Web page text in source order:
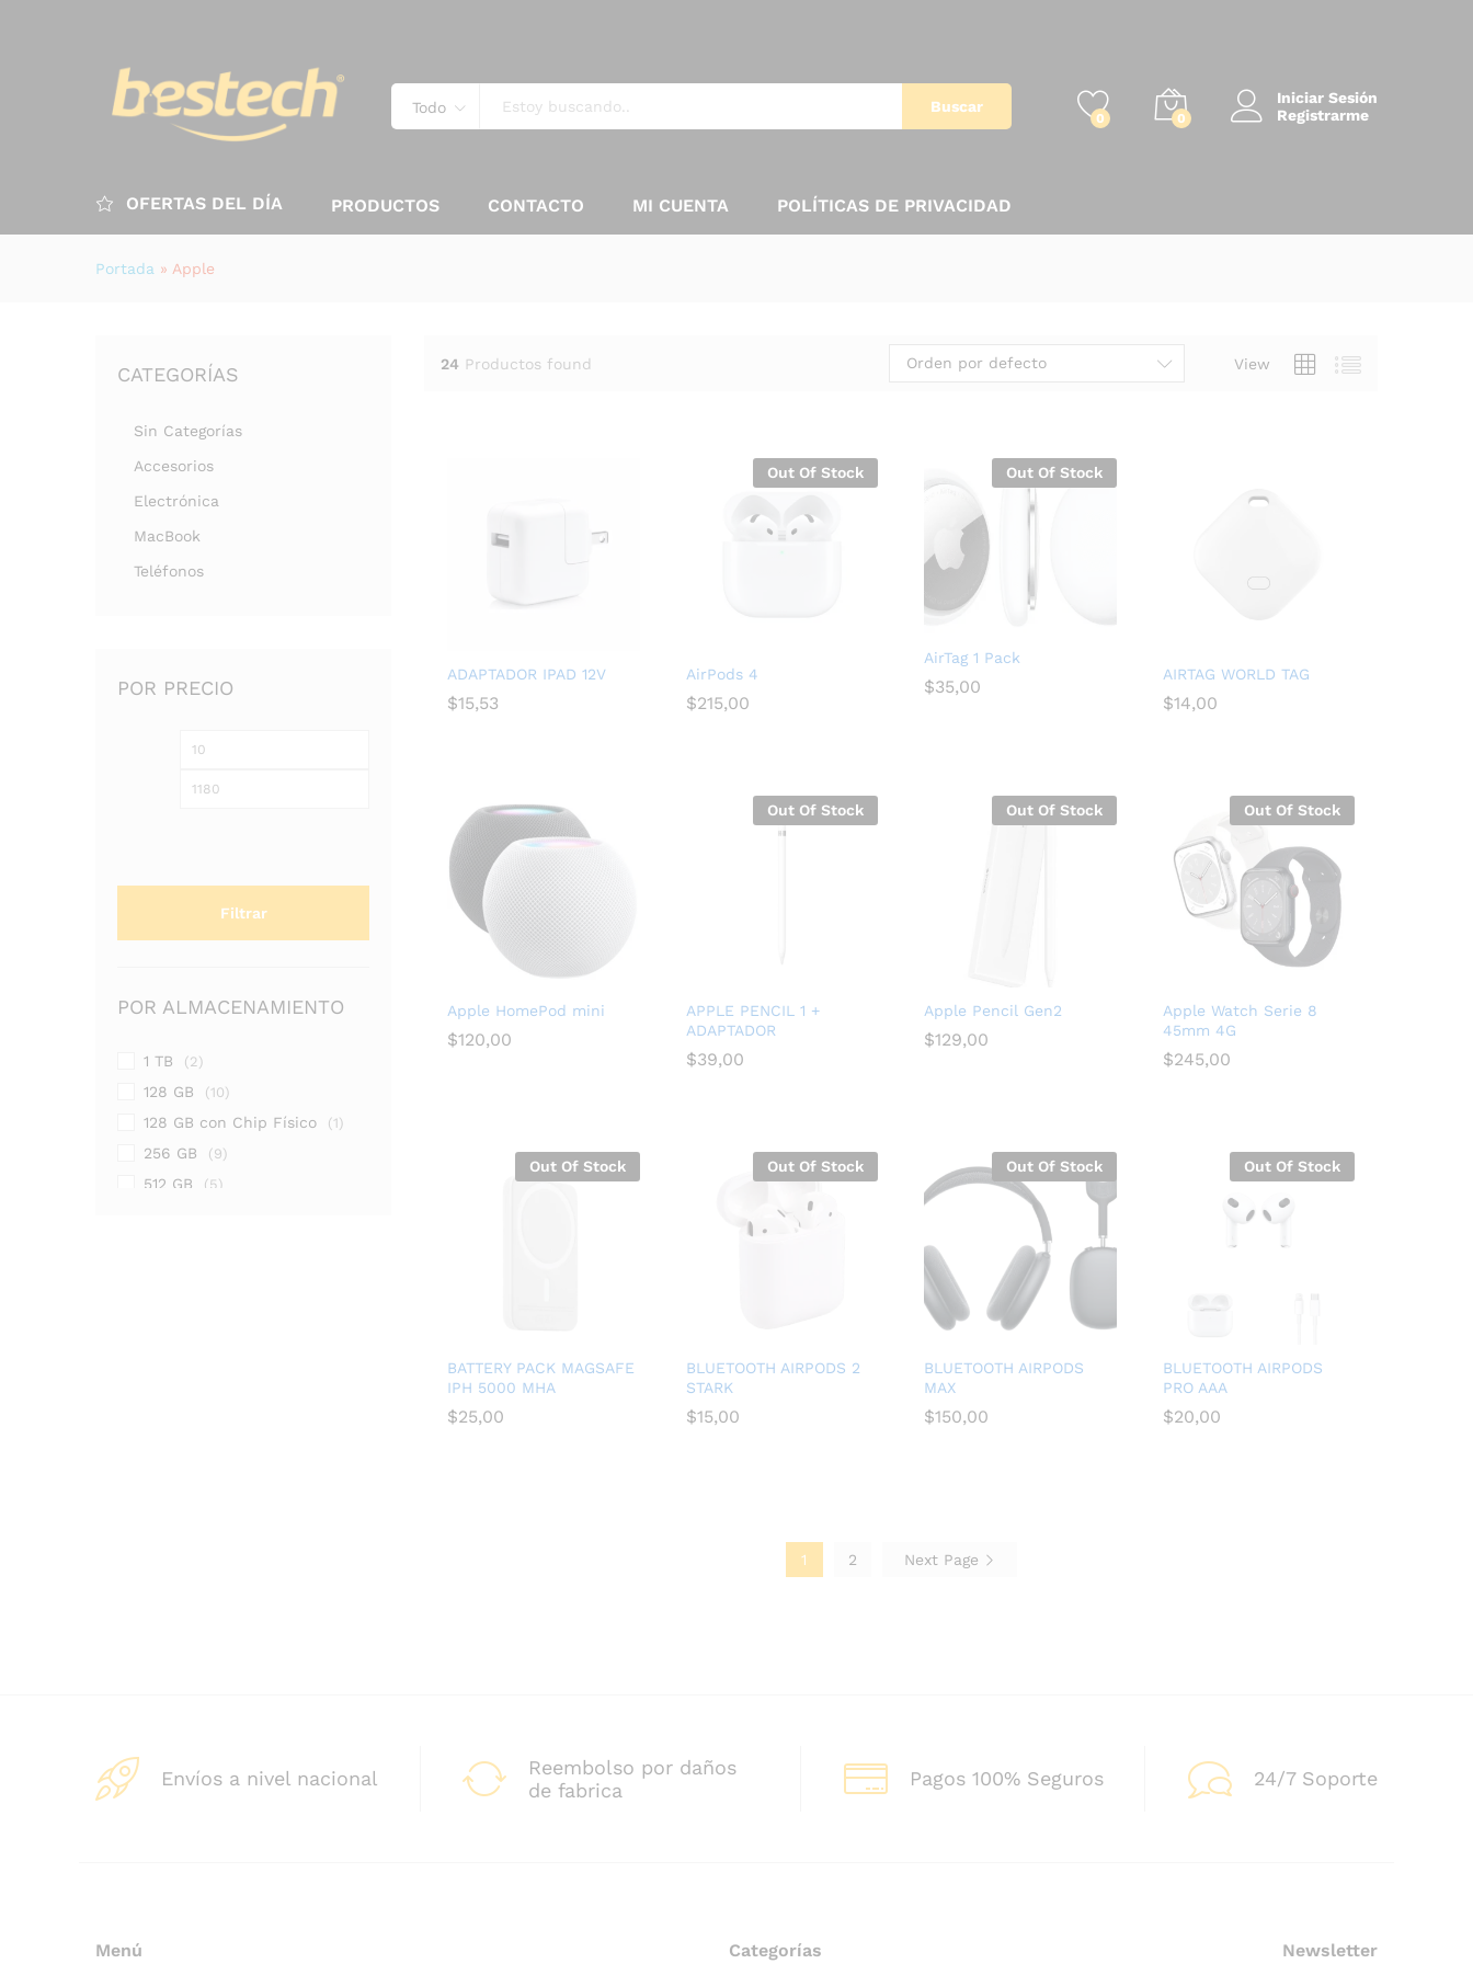
Todo Buscar
0 0
Iniciar Sesión
Registrarme
OFERTAS DEL DÍA PRODUCTOS CONTACTO MI CUENTA POLÍTICAS DE PRIVACIDAD
Portada » Apple
24 Productos found View
Orden por defecto
ADAPTADOR IPAD 12V
$15,53
$15,53
Out Of Stock
AirPods 4
$215,00
$215,00
Out Of Stock
AirTag 1 Pack
$35,00
$35,00
AIRTAG WORLD TAG
$14,00
$14,00
Apple HomePod mini
$120,00
Out Of Stock
APPLE PENCIL 1 +
ADAPTADOR
$39,00
$39,00
Out Of Stock
Apple Pencil Gen2
$129,00
$129,00
Out Of Stock
Apple Watch Serie 8
45mm 4G
$245,00
Out Of Stock
BATTERY PACK MAGSAFE
IPH 5000 MHA
$25,00
$25,00
Out Of Stock
BLUETOOTH AIRPODS 2
STARK
$15,00
$15,00
Out Of Stock
BLUETOOTH AIRPODS
MAX
$150,00
$150,00
Out Of Stock
BLUETOOTH AIRPODS
PRO AAA
$20,00
$20,00
1 2 Next Page
CATEGORÍAS
Sin Categorías
Accesorios
Electrónica
MacBook
Teléfonos
POR PRECIO
Filtrar
POR ALMACENAMIENTO
1 TB (2)
128 GB (10)
128 GB con Chip Físico (1)
256 GB (9)
512 GB (5)
Envíos a nivel nacional
Reembolso por daños
de fabrica
Pagos 100% Seguros 24/7 Soporte
Menú Categorías Newsletter